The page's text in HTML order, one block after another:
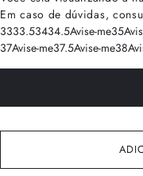
Em caso de dúvidas,
3333.53434.5Avise-me35
37Avise-me37.5Avise-me38